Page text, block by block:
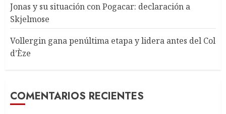
Jonas y su situación con Pogacar: declaración a
Skjelmose
Vollergin gana penúltima etapa y lidera antes del Col
d’Èze
COMENTARIOS RECIENTES